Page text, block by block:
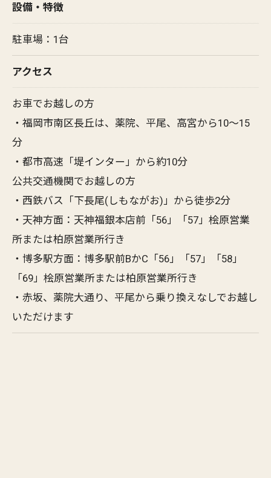
設備・特徴
駐車場：1台
アクセス
お車でお越しの方
・福岡市南区長丘は、薬院、平尾、高宮から10～15
分
・都市高速「堤インター」から約10分
公共交通機関でお越しの方
・西鉄バス「下長尾(しもながお)」から徒歩2分
・天神方面：天神福銀本店前「56」「57」桧原営業
所または柏原営業所行き
・博多駅方面：博多駅前BかC「56」「57」「58」
「69」桧原営業所または柏原営業所行き
・赤坂、薬院大通り、平尾から乗り換えなしでお越し
いただけます